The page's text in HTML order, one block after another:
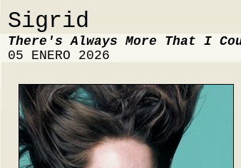
Sigrid
There's Always More That I
05 ENERO 2026